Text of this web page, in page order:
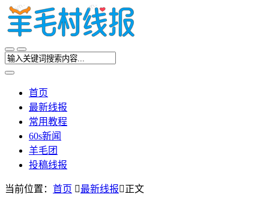
首页
最新线报
常用教程
60s新闻
羊毛团
投稿线报
当前位置： 首页 最新线报正文